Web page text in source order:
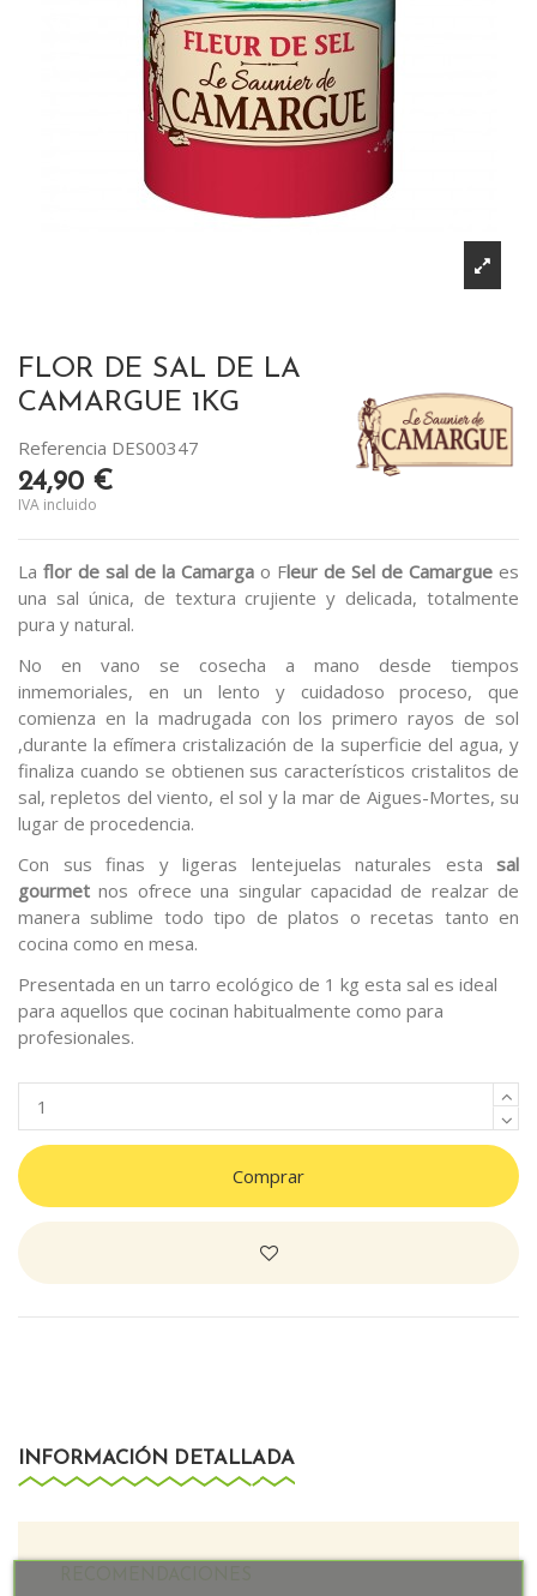
FLOR DE SAL DE LA
CAMARGUE 1KG
Referencia DES00347
24,90 €
IVA incluido
La flor de sal de la Camarga o Fleur de Sel de Camargue es
una sal única, de textura crujiente y delicada, totalmente
pura y natural.
No en vano se cosecha a mano desde tiempos
inmemoriales, en un lento y cuidadoso proceso, que
comienza en la madrugada con los primero rayos de sol
,durante la efímera cristalización de la superficie del agua, y
finaliza cuando se obtienen sus característicos cristalitos de
sal, repletos del viento, el sol y la mar de Aigues-Mortes, su
lugar de procedencia.
Con sus finas y ligeras lentejuelas naturales esta sal
gourmet nos ofrece una singular capacidad de realzar de
manera sublime todo tipo de platos o recetas tanto en
cocina como en mesa.
Presentada en un tarro ecológico de 1 kg esta sal es ideal
para aquellos que cocinan habitualmente como para
profesionales.
Comprar
INFORMACIÓN DETALLADA